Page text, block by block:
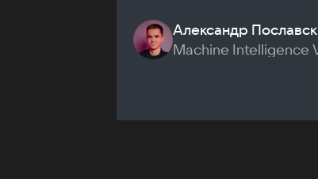
Александр
Machine Intelligence